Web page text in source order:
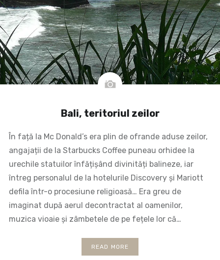
Bali, teritoriul zeilor
În față la Mc Donald’s era plin de ofrande aduse zeilor,
angajații de la Starbucks Coffee puneau orhidee la
urechile statuilor înfățișând divinități balineze, iar
întreg personalul de la hotelurile Discovery și Mariott
defila într-o procesiune religioasă… Era greu de
imaginat după aerul decontractat al oamenilor,
muzica vioaie și zâmbetele de pe fețele lor că…
READ MORE